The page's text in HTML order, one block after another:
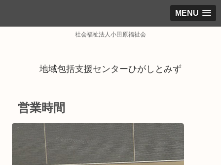
MENU
社会福祉法人小田原福祉会
地域包括支援センターひがしとみず
営業時間